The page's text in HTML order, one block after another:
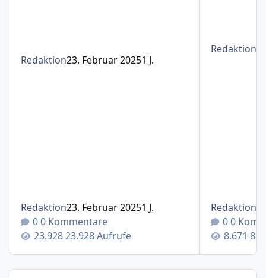
Redaktion23. Februar 20251 J.
Redaktion23. Februar 20251 J.
0 Kommentare
23.928 Aufrufe
Redaktion
Redaktion
0